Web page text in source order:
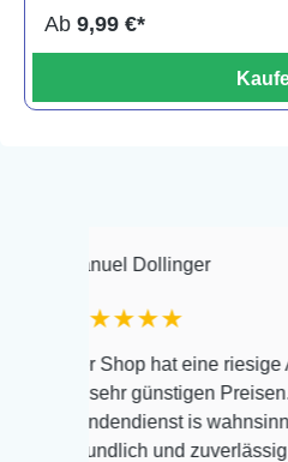
Ab 9,99 €*
Dollinger
hat eine riesige Auswahl
günstigen Preisen. Der
is wahnsinnig
und zuverlässig, noch